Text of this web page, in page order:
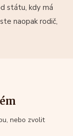
státu, kdy má
naopak rodič,
nebo zvolit